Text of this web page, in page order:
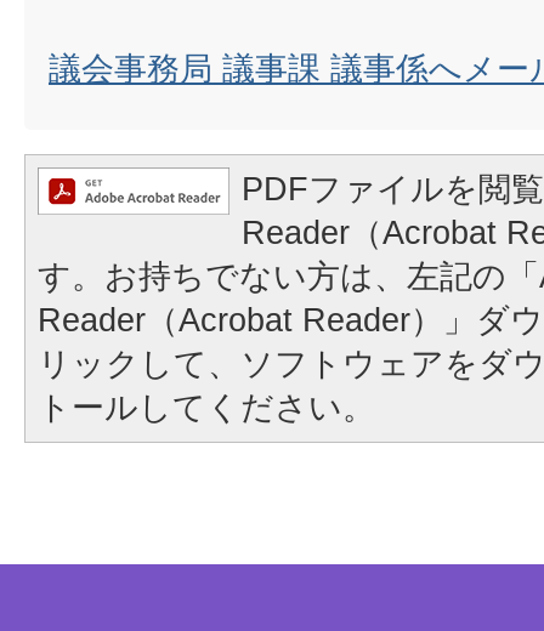
議会事務局 議事課 議事係へメー
PDFファイルを閲
Reader（Acrobat
す。お持ちでない方は、左記の
Reader（Acrobat Reader）」ダ
リックして、ソフトウェアをダ
トールしてください。